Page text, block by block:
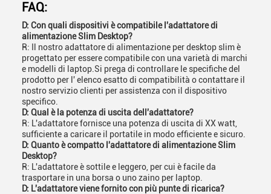
FAQ:
D: Con quali dispositivi è compatibile l'adattatore di
alimentazione Slim Desktop?
R: Il nostro adattatore di alimentazione per desktop slim è
progettato per essere compatibile con una varietà di marchi
e modelli di laptop.Si prega di controllare le specifiche del
prodotto per l' elenco esatto di compatibilità o contattare il
nostro servizio clienti per assistenza con il dispositivo
specifico.
D: Qual è la potenza di uscita dell'adattatore?
R: L'adattatore fornisce una potenza di uscita di XX watt,
sufficiente a caricare il portatile in modo efficiente e sicuro.
D: Quanto è compatto l'adattatore di alimentazione Slim
Desktop?
R: L'adattatore è sottile e leggero, per cui è facile da
trasportare in una borsa o uno zaino per laptop.
D: L'adattatore viene fornito con più punte di ricarica?